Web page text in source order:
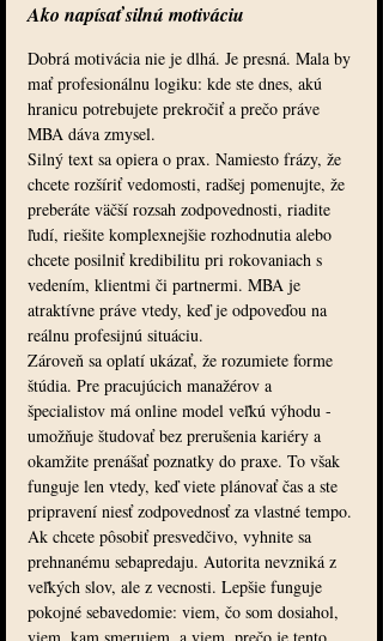
Ako napísať silnú motiváciu
Dobrá motivácia nie je dlhá. Je presná. Mala by
mať profesionálnu logiku: kde ste dnes, akú
hranicu potrebujete prekročiť a prečo práve
MBA dáva zmysel.
Silný text sa opiera o prax. Namiesto frázy, že
chcete rozšíriť vedomosti, radšej pomenujte, že
preberáte väčší rozsah zodpovednosti, riadite
ľudí, riešite komplexnejšie rozhodnutia alebo
chcete posilniť kredibilitu pri rokovaniach s
vedením, klientmi či partnermi. MBA je
atraktívne práve vtedy, keď je odpoveďou na
reálnu profesijnú situáciu.
Zároveň sa oplatí ukázať, že rozumiete forme
štúdia. Pre pracujúcich manažérov a
špecialistov má online model veľkú výhodu -
umožňuje študovať bez prerušenia kariéry a
okamžite prenášať poznatky do praxe. To však
funguje len vtedy, keď viete plánovať čas a ste
pripravení niesť zodpovednosť za vlastné tempo.
Ak chcete pôsobiť presvedčivo, vyhnite sa
prehnanému sebapredaju. Autorita nevzniká z
veľkých slov, ale z vecnosti. Lepšie funguje
pokojné sebavedomie: viem, čo som dosiahol,